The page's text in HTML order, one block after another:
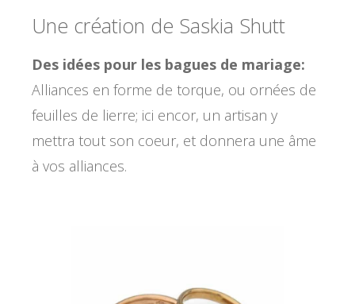
Une création de Saskia Shutt
Des idées pour les bagues de mariage:
Alliances en forme de torque, ou ornées de
feuilles de lierre; ici encor, un artisan y
mettra tout son coeur, et donnera une âme
à vos alliances.